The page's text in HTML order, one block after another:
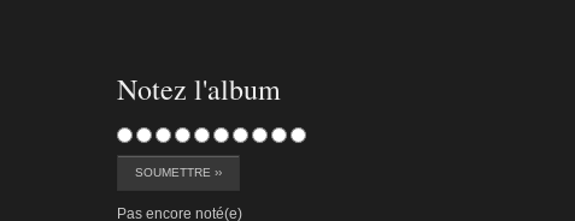
Notez l'album
Pas encore noté(e)